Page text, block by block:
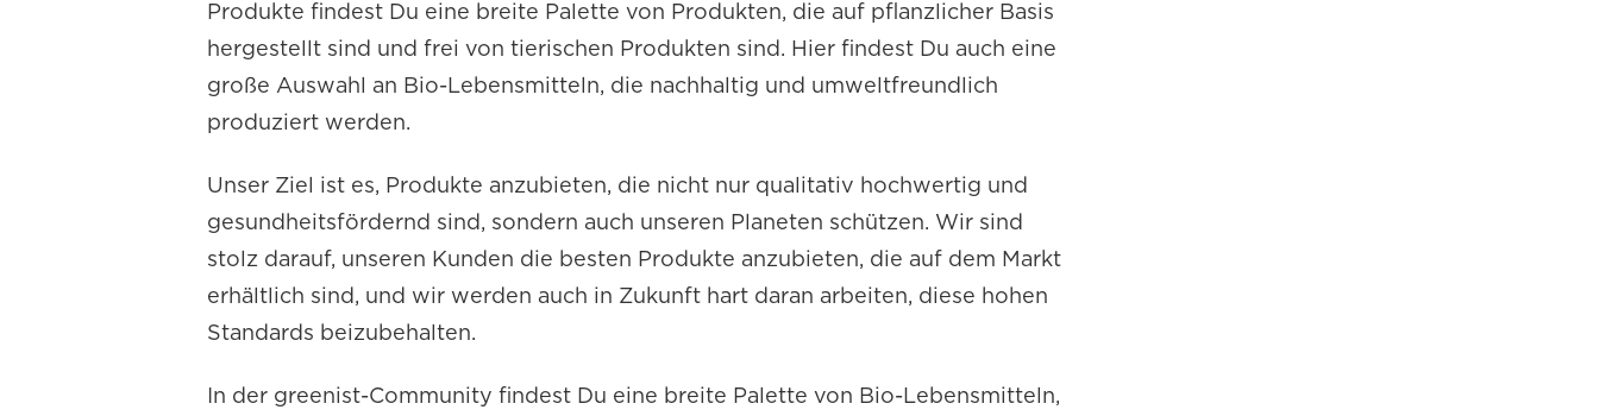
Produkte findest Du eine breite Palette von Produkten, die auf pflanzlicher Basis
hergestellt sind und frei von tierischen Produkten sind. Hier findest Du auch eine
große Auswahl an Bio-Lebensmitteln, die nachhaltig und umweltfreundlich
produziert werden.
Unser Ziel ist es, Produkte anzubieten, die nicht nur qualitativ hochwertig und
gesundheitsfördernd sind, sondern auch unseren Planeten schützen. Wir sind
stolz darauf, unseren Kunden die besten Produkte anzubieten, die auf dem Markt
erhältlich sind, und wir werden auch in Zukunft hart daran arbeiten, diese hohen
Standards beizubehalten.
In der greenist-Community findest Du eine breite Palette von Bio-Lebensmitteln,